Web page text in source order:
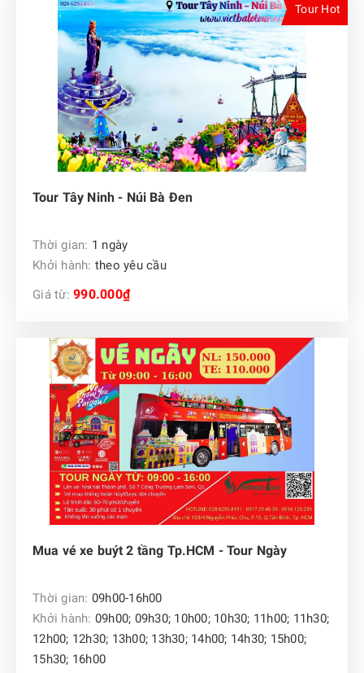
Tour Hot
Tour Tây Ninh - Núi Bà Đen
Thời gian: 1 ngày
Khởi hành: theo yêu cầu
Giá từ: 990.000₫
Mua vé xe buýt 2 tầng Tp.HCM - Tour Ngày
Thời gian: 09h00-16h00
Khởi hành: 09h00; 09h30; 10h00; 10h30; 11h00; 11h30;
12h00; 12h30; 13h00; 13h30; 14h00; 14h30; 15h00;
15h30; 16h00